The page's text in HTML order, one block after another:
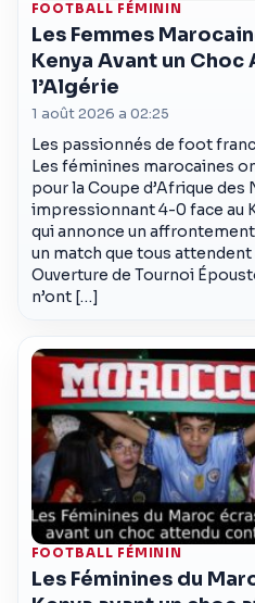
FOOTBALL FÉMININ
Les Femmes
Kenya Avant un
l’Algérie
1 août 2026 a 02:25
Les passionnés de foot
Les féminines marocaines
pour la Coupe d’Afrique des
impressionnant 4-0 face au
qui annonce un
un match que tous
Ouverture de Tournoi
n’ont […]
FOOTBALL FÉMININ
Les Féminines du